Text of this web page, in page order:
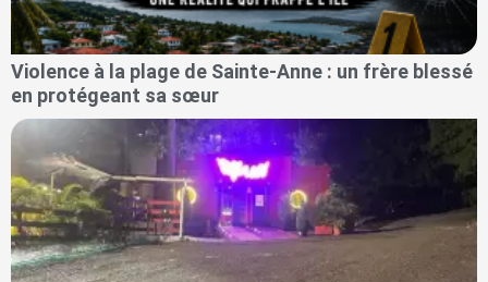
Violence à la plage de Sainte-Anne : un frère blessé
en protégeant sa sœur